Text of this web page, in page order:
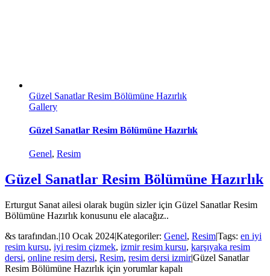
Güzel Sanatlar Resim Bölümüne Hazırlık
Gallery
Güzel Sanatlar Resim Bölümüne Hazırlık
Genel, Resim
Güzel Sanatlar Resim Bölümüne Hazırlık
Erturgut Sanat ailesi olarak bugün sizler için Güzel Sanatlar Resim
Bölümüne Hazırlık konusunu ele alacağız..
&s tarafından.|10 Ocak 2024|Kategoriler: Genel, Resim|Tags: en iyi
resim kursu, iyi resim çizmek, izmir resim kursu, karşıyaka resim
dersi, online resim dersi, Resim, resim dersi izmir|Güzel Sanatlar
Resim Bölümüne Hazırlık için yorumlar kapalı